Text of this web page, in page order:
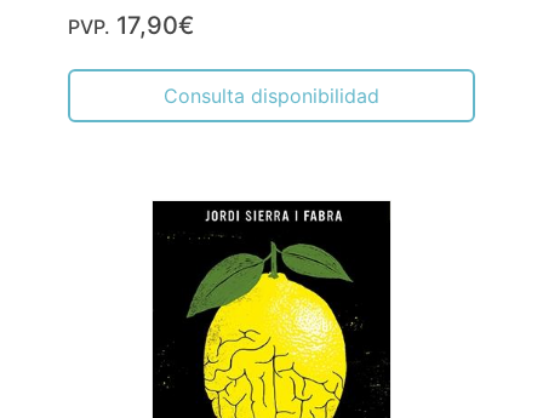
PVP. 17,90€
Consulta disponibilidad